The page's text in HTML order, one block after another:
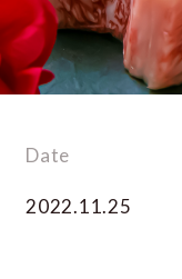
Date
2022.11.25